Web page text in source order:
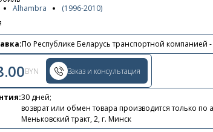
Alhambra
(1996-2010)
По Республике Беларусь транспортной компанией -
BYN Заказ и консультация
30 дней;
возврат или обмен товара производится только по
Меньковский тракт, 2, г. Минск